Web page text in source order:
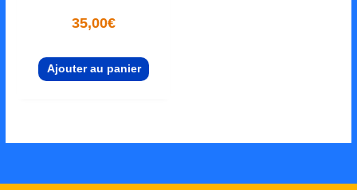
35,00€
Ajouter au panier